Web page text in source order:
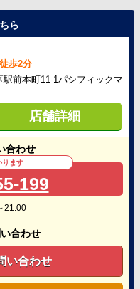
ら
歩2分
前本町11-1パシフィックマ
店舗詳細
合わせ
ります
199
21:00
合わせ
い合わせ